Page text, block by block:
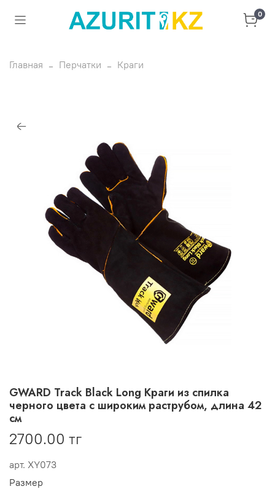
0
Главная Перчатки Краги
арт. XY073
GWARD Track Black Long Краги из спилка
черного цвета с широким раструбом, длина 42
см
2700.00 тг
Размер